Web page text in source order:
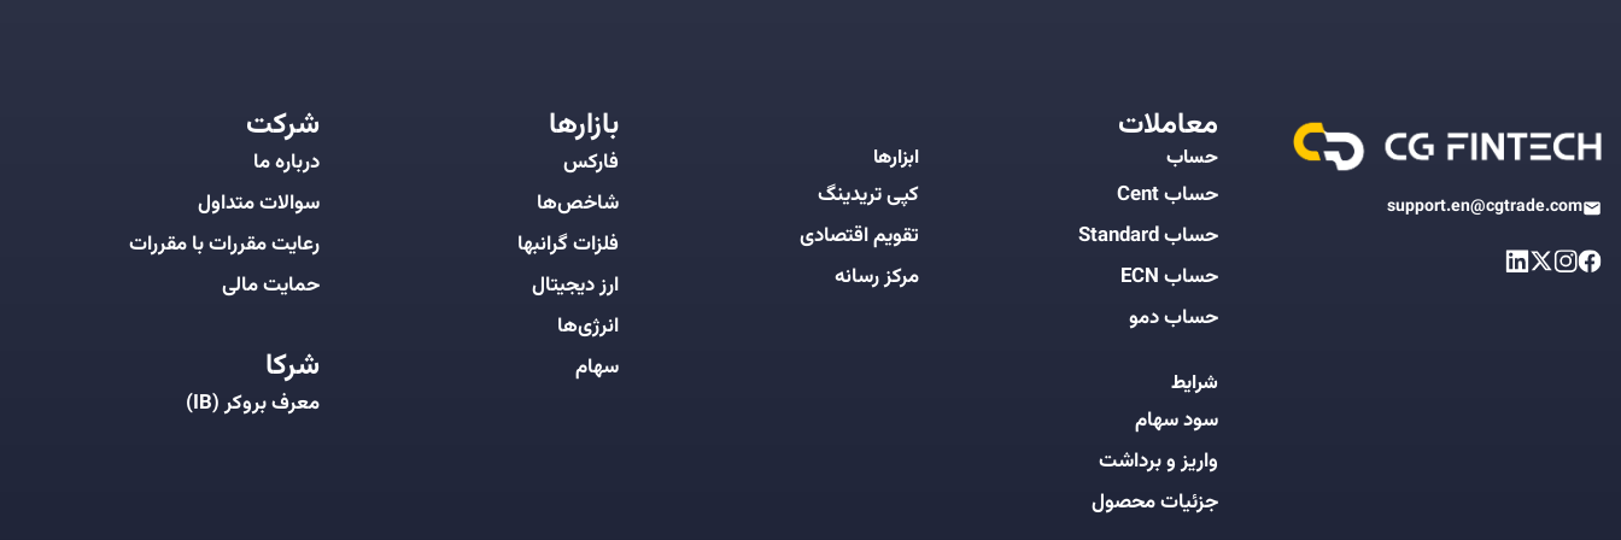
support.en@cgtrade.com
معاملات
حساب
حساب Cent
حساب Standard
حساب ECN
حساب دمو
شرایط
سود سهام
واریز و برداشت
جزئیات محصول
ابزارها
کپی تریدینگ
تقویم اقتصادی
مرکز رسانه
بازارها
فارکس
شاخص‌ها
فلزات گرانبها
ارز دیجیتال
انرژی‌ها
سهام
شرکت
درباره ما
سوالات متداول
رعایت مقررات با مقررات
حمایت مالی
شرکا
معرف بروکر (IB)